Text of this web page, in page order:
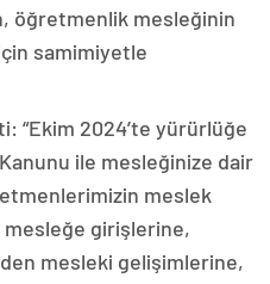
öğretmenlik mesleğinin
samimiyetle
“Ekim 2024’te yürürlüğe
ile mesleğinize dair
meslek
girişlerine,
mesleki gelişimlerine,